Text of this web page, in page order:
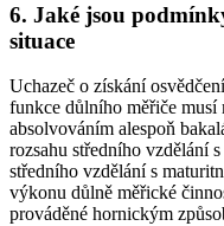
6. Jaké jsou
situace
Uchazeč o získání
funkce důlního měřiče
absolvováním alespoň
rozsahu středního vzdělání
středního vzdělání s
výkonu důlně měřické
prováděné hornickým